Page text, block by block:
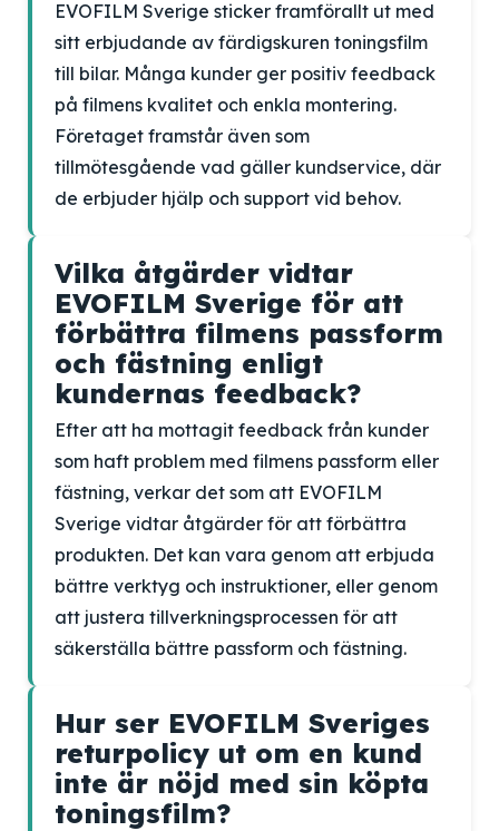
EVOFILM Sverige sticker framförallt ut med
sitt erbjudande av färdigskuren toningsfilm
till bilar. Många kunder ger positiv feedback
på filmens kvalitet och enkla montering.
Företaget framstår även som
tillmötesgående vad gäller kundservice, där
de erbjuder hjälp och support vid behov.
Vilka åtgärder vidtar
EVOFILM Sverige för att
förbättra filmens passform
och fästning enligt
kundernas feedback?
Efter att ha mottagit feedback från kunder
som haft problem med filmens passform eller
fästning, verkar det som att EVOFILM
Sverige vidtar åtgärder för att förbättra
produkten. Det kan vara genom att erbjuda
bättre verktyg och instruktioner, eller genom
att justera tillverkningsprocessen för att
säkerställa bättre passform och fästning.
Hur ser EVOFILM Sveriges
returpolicy ut om en kund
inte är nöjd med sin köpta
toningsfilm?